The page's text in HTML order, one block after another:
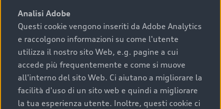
chilometraggio: un valore contenuto corrisponde a
uno stato migliore del veicolo e a una maggiore
durata nel tempo;
cronologia dei tagliandi: una documentazione
completa della vettura certifica una manutenzione
costante e accurata;
Analisi Adobe
Questi cookie vengono inseriti da Adobe Analytics
e raccolgono informazioni su come l'utente
utilizza il nostro sito Web, e.g. pagine a cui
accede più frequentemente e come si muove
all'interno del sito Web. Ci aiutano a migliorare la
facilità d'uso di un sito web e quindi a migliorare
la tua esperienza utente. Inoltre, questi cookie ci